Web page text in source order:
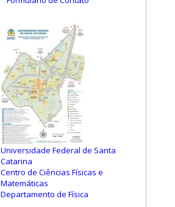
Universidade Federal de Santa
Catarina
Centro de Ciências Físicas e
Matemáticas
Departamento de Física